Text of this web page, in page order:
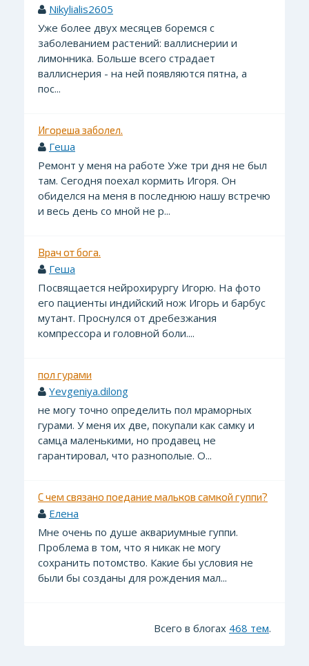
Nikylialis2605
Уже более двух месяцев боремся с
заболеванием растений: валлиснерии и
лимонника. Больше всего страдает
валлиснерия - на ней появляются пятна, а
пос...
Игореша заболел.
Геша
Ремонт у меня на работе Уже три дня не был
там. Сегодня поехал кормить Игоря. Он
обиделся на меня в последнюю нашу встречю
и весь день со мной не р...
Врач от бога.
Геша
Посвящается нейрохирургу Игорю. На фото
его пациенты индийский нож Игорь и барбус
мутант. Проснулся от дребезжания
компрессора и головной боли....
пол гурами
Yevgeniya.dilong
не могу точно определить пол мраморных
гурами. У меня их две, покупали как самку и
самца маленькими, но продавец не
гарантировал, что разнополые. О...
С чем связано поедание мальков самкой гуппи?
Елена
Мне очень по душе аквариумные гуппи.
Проблема в том, что я никак не могу
сохранить потомство. Какие бы условия не
были бы созданы для рождения мал...
Всего в блогах 468 тем.